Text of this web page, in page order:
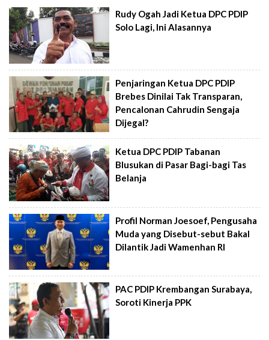
Rudy Ogah Jadi Ketua DPC PDIP
Solo Lagi, Ini Alasannya
Penjaringan Ketua DPC PDIP
Brebes Dinilai Tak Transparan,
Pencalonan Cahrudin Sengaja
Dijegal?
Ketua DPC PDIP Tabanan
Blusukan di Pasar Bagi-bagi Tas
Belanja
Profil Norman Joesoef, Pengusaha
Muda yang Disebut-sebut Bakal
Dilantik Jadi Wamenhan RI
PAC PDIP Krembangan Surabaya,
Soroti Kinerja PPK